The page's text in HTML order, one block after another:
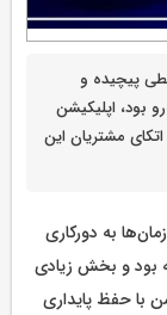
پیچیده و
بود، اپلیکیشن
مشتریان این
به دورکاری
بود و بخش زیادی
با حفظ پایداری